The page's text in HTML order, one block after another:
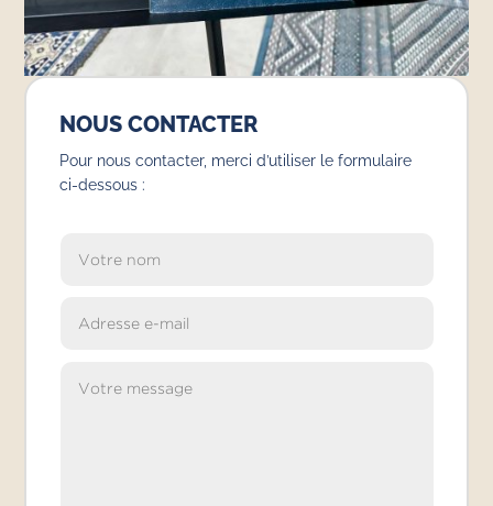
NOUS CONTACTER
Pour nous contacter, merci d’utiliser le formulaire
ci-dessous :